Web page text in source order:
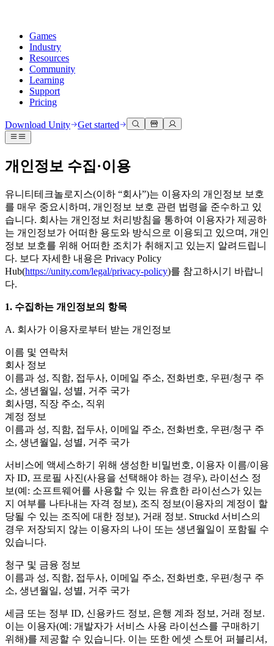
Games
Industry
Resources
Community
Learning
Support
Pricing
Unity Engine
Collaborate and iterate quickly with your team
Download Unity
Plans and pricing
Deploy
Multiplatform
Discover 25+ platforms Unity supports
LiveOps
Post-launch insights and live game ops
User acquisition
Get discovered and acquire mobile users
In-App Purchase
Manage IAP across stores and D2C
Monetization
Connect players with the right games
Advertise with Unity
Monetize with Unity
Mobile Games
Build & grow mobile hits with Unity
Indie Games
Ship big games with small teams
Launch XR games across platforms
Multiplayer Games
3D collaboration
Train in immersive environments
Customer experiences
Create interactive 3D experiences
Industries
Manufacturing
Achieve operational excellence
Retail
Transform in-store experiences into online ones
Automotive
Boost innovation and in-car experiences
See all industries
Documentation
Official user manuals and API references
Developer tools
Release versions and issue tracker
Roadmap
Review upcoming features
Glossary
Library of technical terms
Insights
Case studies
Best practice guides
Expert tips and tricks
Demos
Demos, samples, and building blocks
All resources
What's new
Blog
News
News, stories, and press center
Discussions
Discuss, problem-solve, and connect
Events
Global and local events
Community stories
Made with Unity
Showcasing Unity creators
Livestreams
Join devs, creators, and insiders
Unity Awards
Unity Learn
Level up your team with Unity trainers
New to Unity
Getting started
Kickstart your learning
Unity Essential Pathways
New to Unity? Start your journey
How-to Guides
Actionable tips and best practices
For students
Kickstart your career
For educators
Supercharge your teaching
Education Grant License
Bring Unity’s power to your institution
Certifications
Prove your Unity mastery
Get help
Reach your goals faster with expert support
FAQ
Answers to common questions
Contact us
Connect with our team
Download Unity Get started
개인정보 수집·이용
유니티테크놀로지스(이하 “회사”)는 이용자의 개인정보 보호
를 매우 중요시하며, 개인정보 보호 관련 법령을 준수하고 있
습니다. 회사는 개인정보 처리방침을 통하여 이용자가 제공하
는 개인정보가 어떠한 용도와 방식으로 이용되고 있으며, 개인
정보 보호를 위해 어떠한 조치가 취해지고 있는지 알려드립니
다. 보다 자세한 내용은 Privacy Policy
Hub(https://unity.com/legal/privacy-policy)를 참고하시기 바랍니
다.
1. 수집하는 개인정보의 항목
A. 회사가 이용자로부터 받는 개인정보
이름 및 연락처
회사 정보
이름과 성, 직함, 접두사, 이메일 주소, 전화번호, 우편/청구 주
소, 생년월일, 성별, 거주 국가
회사명, 직장 주소, 직위
계정 정보
이름과 성, 직함, 접두사, 이메일 주소, 전화번호, 우편/청구 주
소, 생년월일, 성별, 거주 국가
서비스에 액세스하기 위해 생성한 비밀번호, 이용자 이름/이용
자 ID, 프로필 사진(사용을 선택해야 하는 경우), 라이선스 정
보(예: 소프트웨어를 사용할 수 있는 유효한 라이선스가 있는
지 여부를 나타내는 자격 정보), 조직 정보(이용자의 계정이 할
당될 수 있는 조직에 대한 정보), 거래 정보. Struckd 서비스의
경우 저장되지 않는 이용자의 나이 또는 생년월일이 포함될 수
있습니다.
청구 및 금융 정보
이름과 성, 직함, 접두사, 이메일 주소, 전화번호, 우편/청구 주
소, 생년월일, 성별, 거주 국가
세금 또는 정부 ID, 신용카드 정보, 은행 계좌 정보, 거래 정보.
이는 이용자(예: 개발자가 서비스 사용 라이선스를 구매하기
위해)를 제공할 수 있습니다. 이는 또한 에셋 스토어 퍼블리셔,